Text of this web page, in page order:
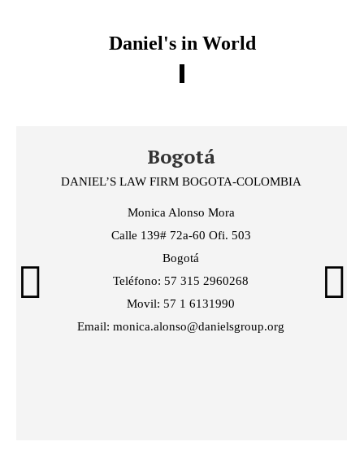
Daniel's in World
Bogotá
DANIEL’S LAW FIRM BOGOTA-COLOMBIA
Monica Alonso Mora
Calle 139# 72a-60 Ofi. 503
Bogotá
Teléfono: 57 315 2960268
Movil: 57 1 6131990
Email: monica.alonso@danielsgroup.org